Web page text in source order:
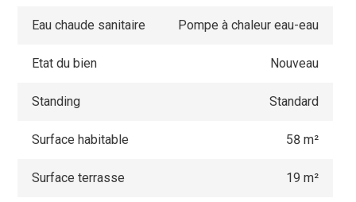
Eau chaude sanitaire Pompe à chaleur eau-eau
Etat du bien Nouveau
Standing Standard
Surface habitable 58 m²
Surface terrasse 19 m²